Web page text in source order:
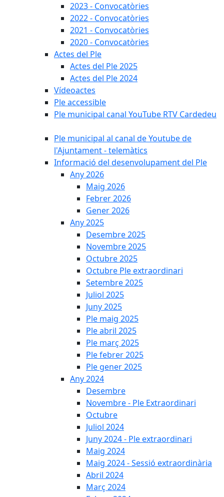
2023 - Convocatòries
2022 - Convocatòries
2021 - Convocatòries
2020 - Convocatòries
Actes del Ple
Actes del Ple 2025
Actes del Ple 2024
Vídeoactes
Ple accessible
Ple municipal canal YouTube RTV Cardedeu
Ple municipal al canal de Youtube de
l'Ajuntament - telemàtics
Informació del desenvolupament del Ple
Any 2026
Maig 2026
Febrer 2026
Gener 2026
Any 2025
Desembre 2025
Novembre 2025
Octubre 2025
Octubre Ple extraordinari
Setembre 2025
Juliol 2025
Juny 2025
Ple maig 2025
Ple abril 2025
Ple març 2025
Ple febrer 2025
Ple gener 2025
Any 2024
Desembre
Novembre - Ple Extraordinari
Octubre
Juliol 2024
Juny 2024 - Ple extraordinari
Maig 2024
Maig 2024 - Sessió extraordinària
Abril 2024
Març 2024